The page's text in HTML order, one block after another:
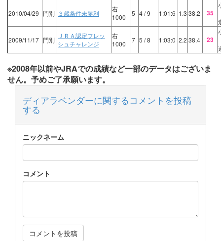
2010/04/29 門別 ３歳条件未勝利
右
1000
5 4/ 9 1:01:6 1.3 38.2 35
2009/11/17 門別
ＪＲＡ認定フレッ
シュチャレンジ
右
1000
7 5 / 8 1:03:0 2.2 38.4 23
※2008年以前やJRAでの成績など一部のデータはございま
せん。予めご了承願います。
ディアラベンダーに関するコメントを投稿
する
ニックネーム
コメント